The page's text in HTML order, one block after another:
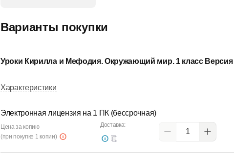
Варианты покупки
Уроки Кирилла и Мефодия. Окружающий мир. 1 класс Версия
Характеристики
Электронная лицензия на 1 ПК (бессрочная)
Цена за копию
(при покупке 1 копии)
Доставка: